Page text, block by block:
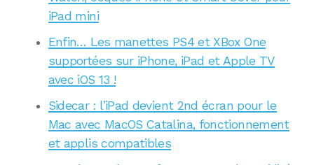
iPad mini
Enfin… Les manettes PS4 et XBox One
supportées sur iPhone, iPad et Apple TV
avec iOS 13 !
Sidecar : l’iPad devient 2nd écran pour le
Mac avec MacOS Catalina, fonctionnement
et applis compatibles